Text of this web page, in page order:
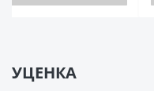
УЦЕНКА